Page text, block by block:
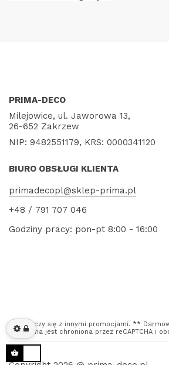
PRIMA-DECO
Milejowice, ul. Jaworowa 13,
26-652 Zakrzew
NIP: 9482551179, KRS: 0000341120
BIURO OBSŁUGI KLIENTA
primadecopl@sklep-prima.pl
+48 / 791 707 046
Godziny pracy: pon-pt 8:00 - 16:00
* Nie łączy się z innymi promocjami. **
Ta witryna jest chroniona przez reCAPTCHA i